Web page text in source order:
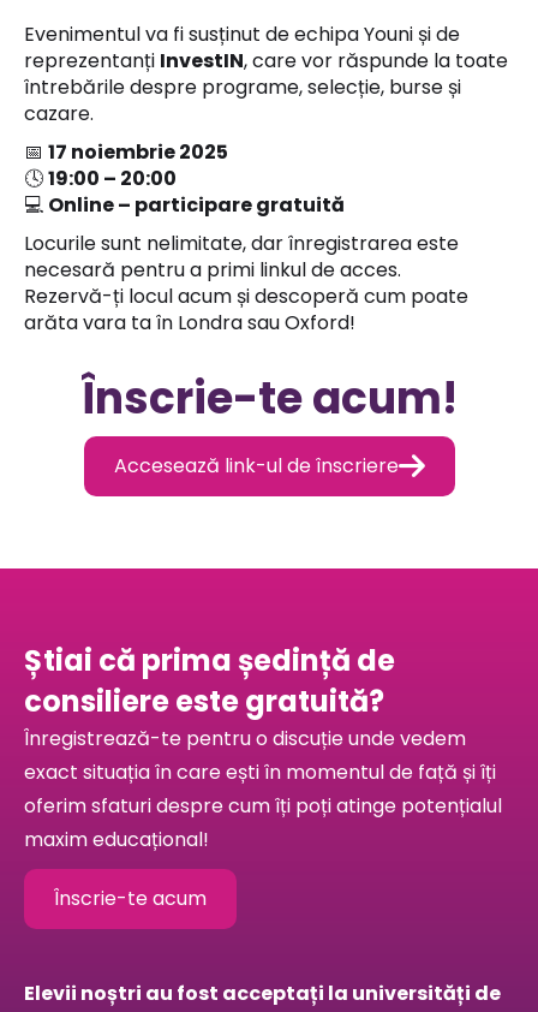
Evenimentul va fi susținut de echipa Youni și de
reprezentanți InvestIN, care vor răspunde la toate
întrebările despre programe, selecție, burse și
cazare.
📅 17 noiembrie 2025
🕓19:00 – 20:00
💻 Online – participare gratuită
Locurile sunt nelimitate, dar înregistrarea este
necesară pentru a primi linkul de acces.
Rezervă-ți locul acum și descoperă cum poate
arăta vara ta în Londra sau Oxford!
Înscrie-te acum!
Accesează link-ul de înscriere
Știai că prima ședință de
consiliere este gratuită?
Înregistrează-te pentru o discuție unde vedem
exact situația în care ești în momentul de față și îți
oferim sfaturi despre cum îți poți atinge potențialul
maxim educațional!
Înscrie-te acum
Elevii noștri au fost acceptați la universități de